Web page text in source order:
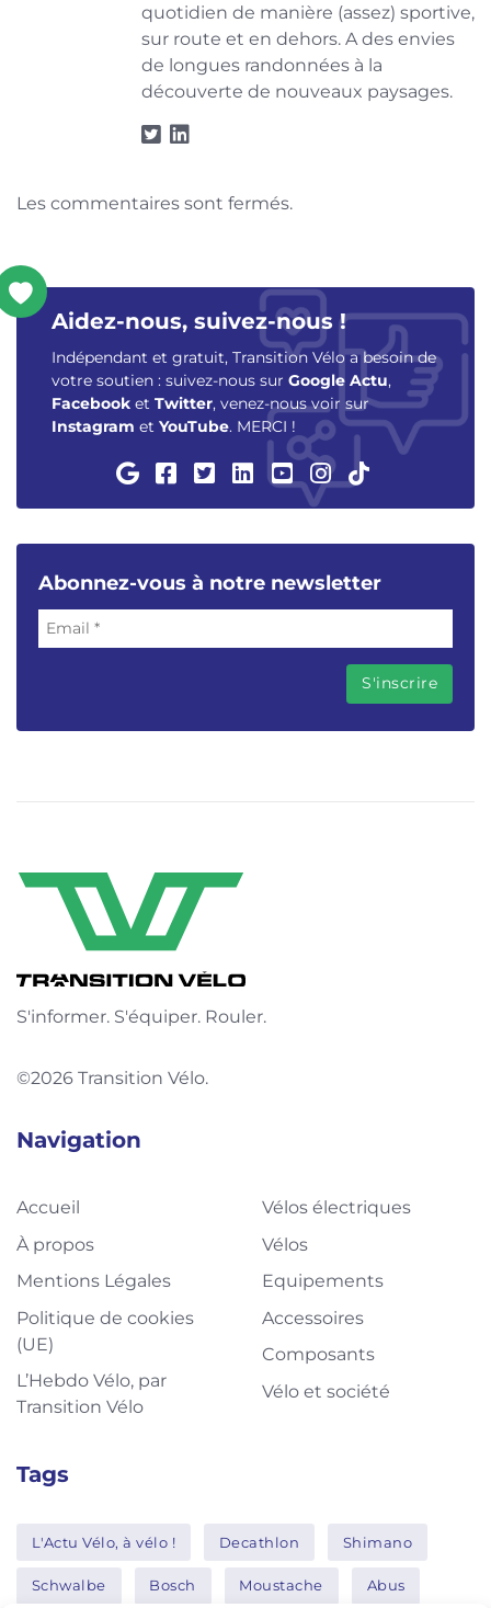
quotidien de manière (assez) sportive,
sur route et en dehors. A des envies
de longues randonnées à la
découverte de nouveaux paysages.
Les commentaires sont fermés.
Aidez-nous, suivez-nous !
Indépendant et gratuit, Transition Vélo a besoin de
votre soutien : suivez-nous sur Google Actu,
Facebook et Twitter, venez-nous voir sur
Instagram et YouTube. MERCI !
Abonnez-vous à notre newsletter
S'informer. S'équiper. Rouler.
©2026 Transition Vélo.
Navigation
Accueil
À propos
Mentions Légales
Politique de cookies
(UE)
L’Hebdo Vélo, par
Transition Vélo
Vélos électriques
Vélos
Equipements
Accessoires
Composants
Vélo et société
Tags
L'Actu Vélo, à vélo ! Decathlon Shimano
Schwalbe Bosch Moustache Abus